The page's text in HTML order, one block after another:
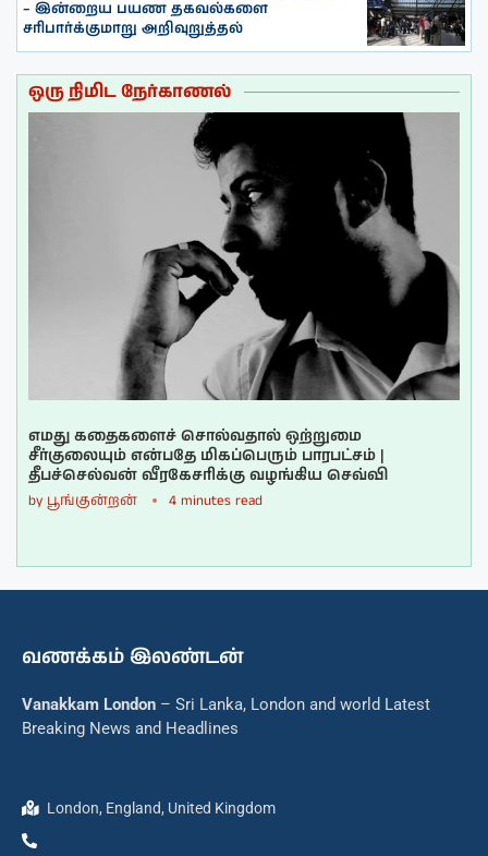
– இன்றைய பயண தகவல்களை
சரிபார்க்குமாறு அறிவுறுத்தல்
ஒரு நிமிட நேர்காணல்
எமது கதைகளைச் சொல்வதால் ஒற்றுமை
சீர்குலையும் என்பதே மிகப்பெரும் பாரபட்சம் |
தீபச்செல்வன் வீரகேசரிக்கு வழங்கிய செவ்வி
by பூங்குன்றன் 4 minutes read
வணக்கம் இலண்டன்
Vanakkam London – Sri Lanka, London and world Latest
Breaking News and Headlines
London, England, United Kingdom